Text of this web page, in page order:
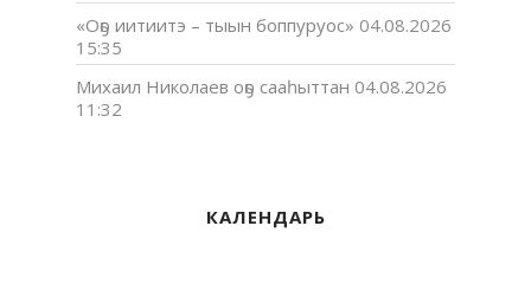
«Оҕо иитиитэ – тыын боппуруос» 04.08.2026
15:35
Михаил Николаев оҕо сааһыттан 04.08.2026
11:32
КАЛЕНДАРЬ